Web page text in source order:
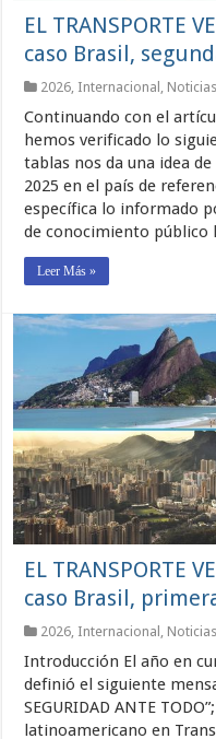
EL TRANSPORTE
caso Brasil,
2026 Internacional Noticias
Continuando con el
hemos verificado lo
tablas nos da una idea
2025 en el país de
específica lo informado
de conocimiento
Leer Más »
EL TRANSPORTE
caso Brasil,
2026, Internacional , Noticias
Introducción El año en
definió el siguiente
SEGURIDAD ANTE
latinoamericano en